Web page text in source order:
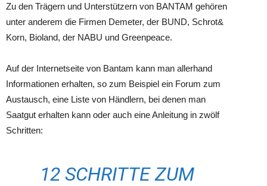
Zu den Trägern und Unterstützern von BANTAM gehören
unter anderem die Firmen Demeter, der BUND, Schrot&
Korn, Bioland, der NABU und Greenpeace.
Auf der Internetseite von Bantam kann man allerhand
Informationen erhalten, so zum Beispiel ein Forum zum
Austausch, eine Liste von Händlern, bei denen man
Saatgut erhalten kann oder auch eine Anleitung in zwölf
Schritten:
12 SCHRITTE ZUM